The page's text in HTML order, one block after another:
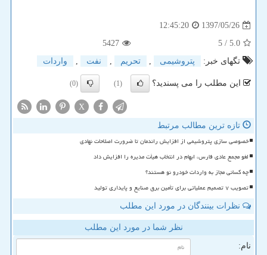
1397/05/26
12:45:20
5.0
/ 5
5427
تگهای خبر:
پتروشیمی , تحریم , نفت , واردات
این مطلب را می پسندید؟ (1)
(0)
X
تازه ترین مطالب مرتبط
خصوصی سازی پتروشیمی از افزایش راندمان تا ضرورت اصلاحات نهادی
لغو مجمع عادی فارس، ابهام در انتخاب هیأت مدیره را افزایش داد
چه کسانی مجاز به واردات خودرو نو هستند؟
تصویب ۷ تصمیم عملیاتی برای تأمین برق صنایع و پایداری تولید
نظرات بینندگان در مورد این مطلب
نظر شما در مورد این مطلب
نام: